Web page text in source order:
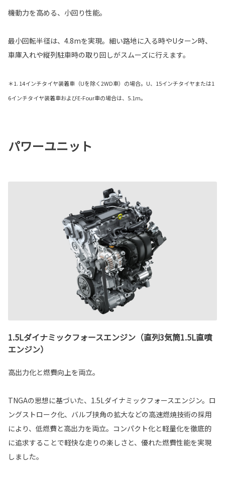
機動力を高める、小回り性能。
最小回転半径は、4.8mを実現。細い路地に入る時やUターン時、
車庫入れや縦列駐車時の取り回しがスムーズに行えます。
＊1. 14インチタイヤ装着車（Uを除く2WD車）の場合。U、15インチタイヤまたは1
6インチタイヤ装着車およびE-Four車の場合は、5.1m。
パワーユニット
1.5Lダイナミックフォースエンジン（直列3気筒1.5L直噴
エンジン）
高出力化と燃費向上を両立。
TNGAの思想に基づいた、1.5Lダイナミックフォースエンジン。ロ
ングストローク化、バルブ挟角の拡大などの高速燃焼技術の採用
により、低燃費と高出力を両立。コンパクト化と軽量化を徹底的
に追求することで軽快な走りの楽しさと、優れた燃費性能を実現
しました。